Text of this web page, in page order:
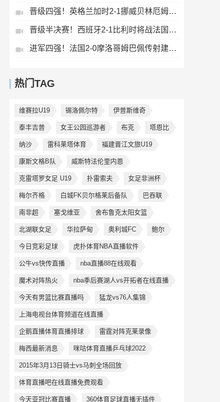
晋级四强！英格兰加时2-1挪威贝林厄姆连场双响谢尔德鲁普破门
晋级半决赛！西班牙2-1比利时将战法国梅里诺替补绝杀拉门斯送礼
进军四强！法国2-0摩洛哥姆巴佩传射建功+失点登贝莱贴地斩
热门TAG
维赛拉U19 锡洛佩尔特 伊普斯维奇
泰丰吉普 女王公园巡游者 布克 塔恩比
纳沙 雷科莱塔体育 福建晋江文旅U19
康斯文格B队 威斯特法伦里内恩
克雷塔罗女足 U19 扑雷索夫 女足非洲杯
梅尔齐格 白城FK贝尔格莱后备队 巴吞联
南非超 塞戈维亚 舍布鲁克太阳女篮
北湖联女足 华拉萨甸 奥利城FC 鲍尔
今日竞彩足球 虎扑体育NBA直播软件
公牛vs快传直播 nba直播88在线观看
魔术对阵热火 nba季后赛湖人vs开拓者在线直播
今天有男篮比赛直播吗 猛龙vs76人集锦
上海电视台体育频道在线直播
企鹅直播体育直播排球 雷霆对阵克莱录像
梅西最新消息 咪咕体育直播乒乓球2022
2015年3月13日骑士vs马刺全场回放
体育直播吧在线直播免费观看
今天亚冠比赛直播 360体育足球直播无插件